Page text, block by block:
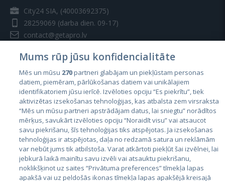
City24 SIA, (40003692375)
28259069 (darba dien. 09-17)
contact@getapro.lv
Valstis
Igaunija
Latvija
Lietuva
Mums rūp jūsu konfidencialitāte
Mēs un mūsu 270partneri glabājam un piekļūstam personas
datiem, piemēram, pārlūkošanas datiem vai unikālajiem
identifikatoriem jūsu ierīcē. Izvēloties opciju “Es piekrītu”, tiek
aktivizētas izsekošanas tehnoloģijas, kas atbalsta zem virsraksta
“Mēs un mūsu partneri apstrādājam datus, lai sniegtu” norādītos
mērķus, savukārt izvēloties opciju “Noraidīt visu” vai atsaucot
savu piekrišanu, šīs tehnoloģijas tiks atspējotas. Ja izsekošanas
tehnoloģijas ir atspējotas, daļa no redzamā satura un reklāmām
var nebūt jums tik atbilstoša. Varat atkārtoti piekļūt šai izvēlnei, lai
jebkurā laikā mainītu savu izvēli vai atsauktu piekrišanu,
noklikšķinot uz saites “Privātuma preferences” tīmekļa lapas
apakšā vai uz peldošās ikonas tīmekļa lapas apakšējā kreisajā